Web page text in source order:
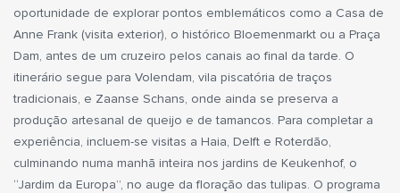
oportunidade de explorar pontos emblemáticos como a Casa de
Anne Frank (visita exterior), o histórico Bloemenmarkt ou a Praça
Dam, antes de um cruzeiro pelos canais ao final da tarde. O
itinerário segue para Volendam, vila piscatória de traços
tradicionais, e Zaanse Schans, onde ainda se preserva a
produção artesanal de queijo e de tamancos. Para completar a
experiência, incluem-se visitas a Haia, Delft e Roterdão,
culminando numa manhã inteira nos jardins de Keukenhof, o
“Jardim da Europa”, no auge da floração das tulipas. O programa